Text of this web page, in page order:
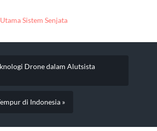
Sistem Senjata
Drone dalam Alutsista
di Indonesia »